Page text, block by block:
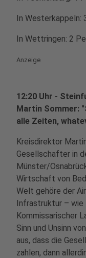
In Westerkappeln:
In Wettringen: 2
Anzeige
12:20 Uhr -
Martin Sommer:
alle Zeiten,
Kreisdirektor
Gesellschafter in
Münster/
Wirtschaft von
Welt gehöre der
Infrastruktur – wie
Kommissarischer
Sinn und Unsinn
aus, dass die
zahlen, dann